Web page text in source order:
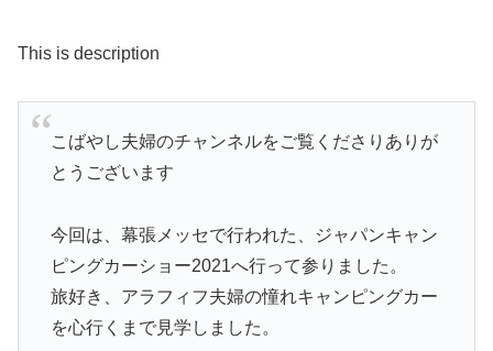
This is description
こばやし夫婦のチャンネルをご覧くださりありが
とうございます
今回は、幕張メッセで行われた、ジャパンキャン
ピングカーショー2021へ行って参りました。
旅好き、アラフィフ夫婦の憧れキャンピングカー
を心行くまで見学しました。